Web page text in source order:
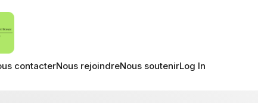
contacterNous rejoindreNous soutenirLog In